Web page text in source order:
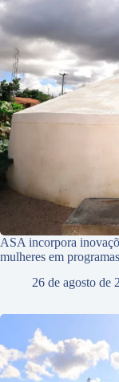
ASA incorpora
mulheres em
26 de agosto de